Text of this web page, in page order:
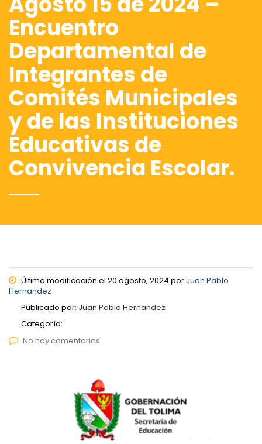
Encuentro
Departamental de
Integrantes de
Comités Municipales
y de las Instituciones
Educativas de
Convivencia Escolar.
Última modificación el 20 agosto, 2024 por Juan Pablo
Hernandez
Publicado por: Juan Pablo Hernandez
Categoría:
No hay comentarios